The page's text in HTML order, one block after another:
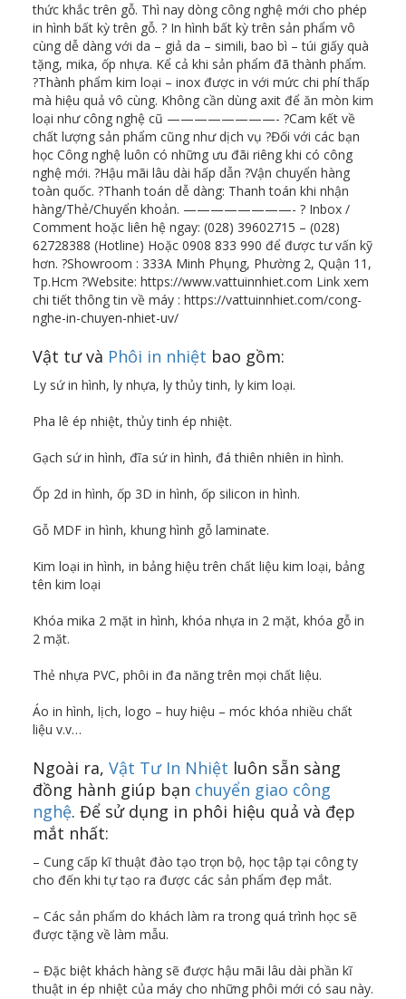
thức khắc trên gỗ. Thì nay dòng công nghệ mới cho phép
in hình bất kỳ trên gỗ. ?️ In hình bất kỳ trên sản phẩm vô
cùng dễ dàng với da – giả da – simili, bao bì – túi giấy quà
tặng, mika, ốp nhựa. Kể cả khi sản phẩm đã thành phẩm.
?Thành phẩm kim loại – inox được in với mức chi phí thấp
mà hiệu quả vô cùng. Không cần dùng axit để ăn mòn kim
loại như công nghệ cũ ————————- ?Cam kết về
chất lượng sản phẩm cũng như dịch vụ ?Đối với các bạn
học Công nghệ luôn có những ưu đãi riêng khi có công
nghệ mới. ?Hậu mãi lâu dài hấp dẫn ?Vận chuyển hàng
toàn quốc. ?Thanh toán dễ dàng: Thanh toán khi nhận
hàng/Thẻ/Chuyển khoản. ————————- ? Inbox /
Comment hoặc liên hệ ngay: (028) 39602715 – (028)
62728388 (Hotline) Hoặc 0908 833 990 để được tư vấn kỹ
hơn. ?Showroom : 333A Minh Phụng, Phường 2, Quận 11,
Tp.Hcm ?Website: https://www.vattuinnhiet.com Link xem
chi tiết thông tin về máy : https://vattuinnhiet.com/cong-
nghe-in-chuyen-nhiet-uv/
Vật tư và Phôi in nhiệt bao gồm:
Ly sứ in hình, ly nhựa, ly thủy tinh, ly kim loại.
Pha lê ép nhiệt, thủy tinh ép nhiệt.
Gạch sứ in hình, đĩa sứ in hình, đá thiên nhiên in hình.
Ốp 2d in hình, ốp 3D in hình, ốp silicon in hình.
Gỗ MDF in hình, khung hình gỗ laminate.
Kim loại in hình, in bảng hiệu trên chất liệu kim loại, bảng
tên kim loại
Khóa mika 2 mặt in hình, khóa nhựa in 2 mặt, khóa gỗ in
2 mặt.
Thẻ nhựa PVC, phôi in đa năng trên mọi chất liệu.
Áo in hình, lịch, logo – huy hiệu – móc khóa nhiều chất
liệu v.v…
Ngoài ra, Vật Tư In Nhiệt luôn sẵn sàng
đồng hành giúp bạn chuyển giao công
nghệ. Để sử dụng in phôi hiệu quả và đẹp
mắt nhất:
– Cung cấp kĩ thuật đào tạo trọn bộ, học tập tại công ty
cho đến khi tự tạo ra được các sản phẩm đẹp mắt.
– Các sản phẩm do khách làm ra trong quá trình học sẽ
được tặng về làm mẫu.
– Đặc biệt khách hàng sẽ được hậu mãi lâu dài phần kĩ
thuật in ép nhiệt của máy cho những phôi mới có sau này.